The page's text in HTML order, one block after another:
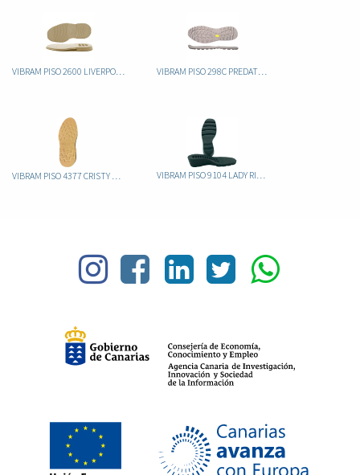
VIBRAM PISO 2600 LIVERPOOL VIBRAM PISO 298C PREDATOR 2 CAUCHO
VIBRAM PISO 4377 CRISTY EVA